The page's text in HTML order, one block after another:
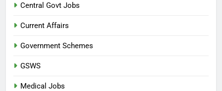
Central Govt Jobs
Current Affairs
Government Schemes
GSWS
Medical Jobs